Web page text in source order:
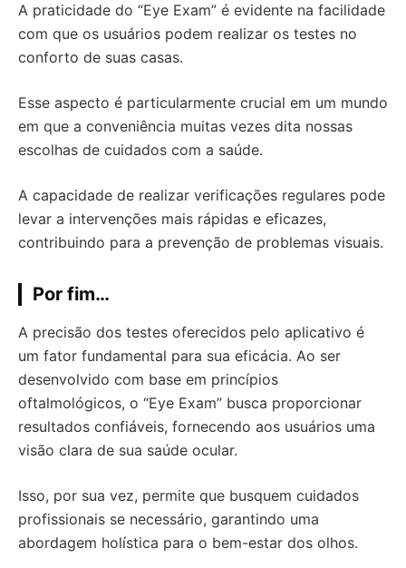
A praticidade do “Eye Exam” é evidente na facilidade
com que os usuários podem realizar os testes no
conforto de suas casas.
Esse aspecto é particularmente crucial em um mundo
em que a conveniência muitas vezes dita nossas
escolhas de cuidados com a saúde.
A capacidade de realizar verificações regulares pode
levar a intervenções mais rápidas e eficazes,
contribuindo para a prevenção de problemas visuais.
Por fim…
A precisão dos testes oferecidos pelo aplicativo é
um fator fundamental para sua eficácia. Ao ser
desenvolvido com base em princípios
oftalmológicos, o “Eye Exam” busca proporcionar
resultados confiáveis, fornecendo aos usuários uma
visão clara de sua saúde ocular.
Isso, por sua vez, permite que busquem cuidados
profissionais se necessário, garantindo uma
abordagem holística para o bem-estar dos olhos.